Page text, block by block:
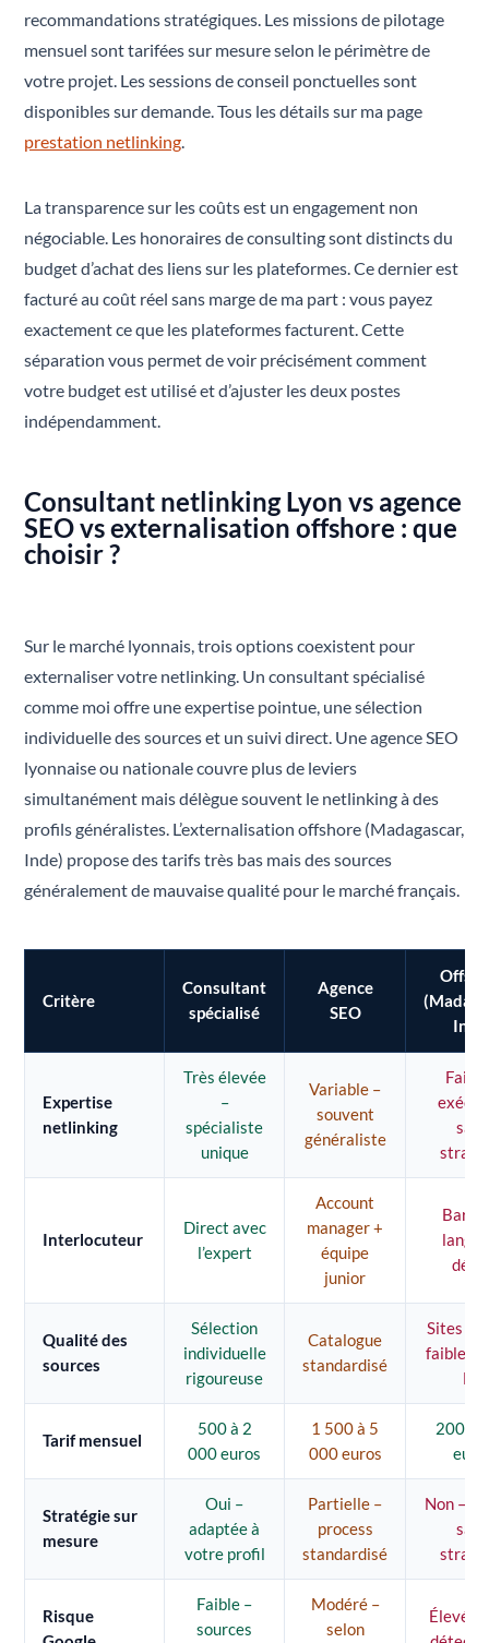
recommandations stratégiques. Les missions de pilotage
mensuel sont tarifées sur mesure selon le périmètre de
votre projet. Les sessions de conseil ponctuelles sont
disponibles sur demande. Tous les détails sur ma page
prestation netlinking
La transparence sur les coûts est un engagement non
négociable. Les honoraires de consulting sont distincts du
budget d’achat des liens sur les plateformes. Ce dernier est
facturé au coût réel sans marge de ma part : vous payez
exactement ce que les plateformes facturent. Cette
séparation vous permet de voir précisément comment
votre budget est utilisé et d’ajuster les deux postes
indépendamment.
Consultant netlinking Lyon vs agence
SEO vs externalisation offshore : que
choisir ?
Sur le marché lyonnais, trois options coexistent pour
externaliser votre netlinking. Un consultant spécialisé
comme moi offre une expertise pointue, une sélection
individuelle des sources et un suivi direct. Une agence SEO
lyonnaise ou nationale couvre plus de leviers
simultanément mais délègue souvent le netlinking à des
profils généralistes. L’externalisation offshore (Madagascar,
Inde) propose des tarifs très bas mais des sources
généralement de mauvaise qualité pour le marché français.
Critère
Consultant
spécialisé
Agence
SEO
Expertise
netlinking
Très élevée
–
spécialiste
unique
Variable –
souvent
généraliste
sans
Interlocuteur
Direct avec
l’expert
Account
manager +
équipe
junior
Qualité des
sources
Sélection
individuelle
rigoureuse
Catalogue
standardisé
Sites
faible
FR
Tarif mensuel
500 à 2
000 euros
1 500 à 5
000 euros
200 à
Stratégie sur
mesure
Oui –
adaptée à
votre profil
Partielle –
process
standardisé
Non –
sans
Risque
Faible –
sources
Modéré –
selon
Élevé –